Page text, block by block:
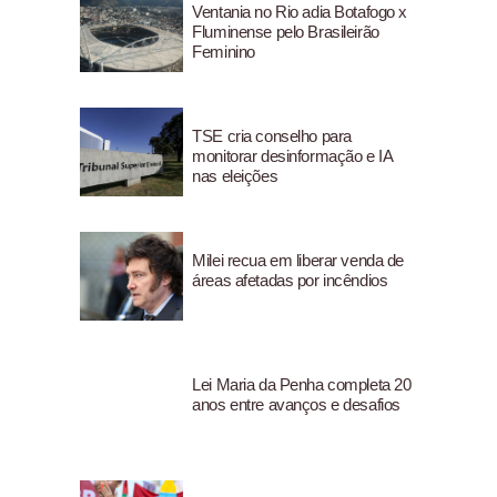
Ventania no Rio adia Botafogo x
Fluminense pelo Brasileirão
Feminino
TSE cria conselho para
monitorar desinformação e IA
nas eleições
Milei recua em liberar venda de
áreas afetadas por incêndios
Lei Maria da Penha completa 20
anos entre avanços e desafios